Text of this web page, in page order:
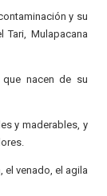
y su
Mulapacana
nacen de su
y maderables, y
el venado, el agila